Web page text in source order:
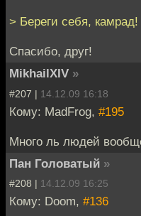
> Береги себя, камрад!
Спасибо, друг!
MikhailXIV »
#207 | 14.12.09 16:18
Кому: MadFrog, #195
Много ль людей
Пан Головатый »
#208 | 14.12.09 16:25
Кому: Doom, #136